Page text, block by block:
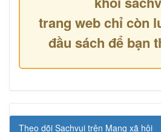
trang web chỉ còn
đầu sách để bạn
Theo dõi Sachvui trên Mạng xã hội